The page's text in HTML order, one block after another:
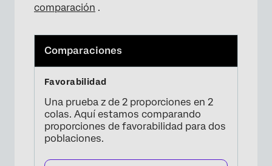
comparación .
Comparaciones
Una prueba z de 2 proporciones en 2
colas. Aquí estamos comparando
proporciones de favorabilidad para dos
poblaciones.